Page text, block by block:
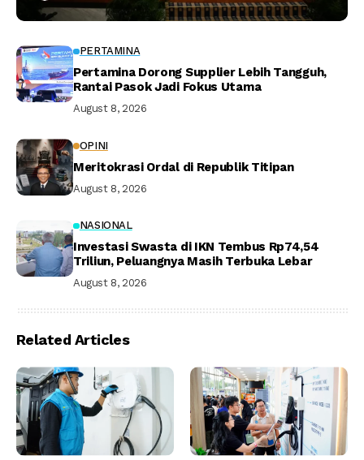
PERTAMINA
Pertamina Dorong Supplier Lebih Tangguh,
Rantai Pasok Jadi Fokus Utama
August 8, 2026
OPINI
Meritokrasi Ordal di Republik Titipan
August 8, 2026
NASIONAL
Investasi Swasta di IKN Tembus Rp74,54
Triliun, Peluangnya Masih Terbuka Lebar
August 8, 2026
Related Articles